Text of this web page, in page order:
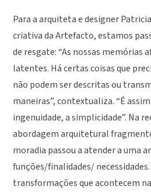
Para a arquiteta e designer
criativa da Artefacto, estamos
de resgate: “As nossas memórias
latentes. Há certas coisas que
não podem ser descritas ou
maneiras”, contextualiza. “É
ingenuidade, a simplicidade”. Na
abordagem arquitetural
moradia passou a atender a uma
funções/finalidades/
transformações que acontecem